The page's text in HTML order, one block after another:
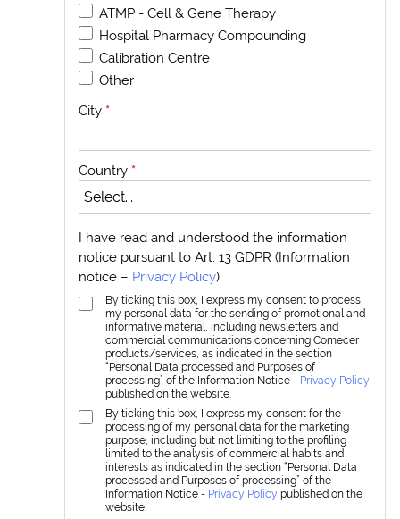
ATMP - Cell & Gene Therapy
Hospital Pharmacy Compounding
Calibration Centre
Other
City *
Country *
I have read and understood the information
notice pursuant to Art. 13 GDPR (Information
notice – Privacy Policy)
By ticking this box, I express my consent to process
my personal data for the sending of promotional and
informative material, including newsletters and
commercial communications concerning Comecer
products/services, as indicated in the section
“Personal Data processed and Purposes of
processing” of the Information Notice - Privacy Policy
published on the website.
By ticking this box, I express my consent for the
processing of my personal data for the marketing
purpose, including but not limiting to the profiling
limited to the analysis of commercial habits and
interests as indicated in the section “Personal Data
processed and Purposes of processing” of the
Information Notice - Privacy Policy published on the
website.